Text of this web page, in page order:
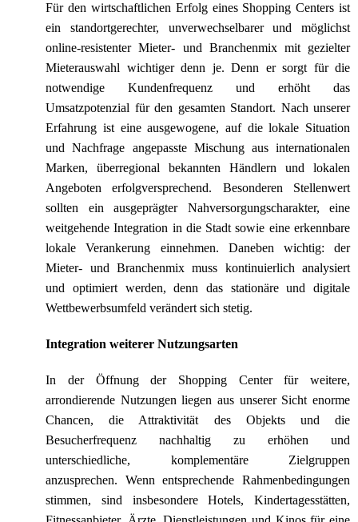
Für den wirtschaftlichen Erfolg eines Shopping Centers ist
ein standortgerechter, unverwechselbarer und möglichst
online-resistenter Mieter- und Branchenmix mit gezielter
Mieterauswahl wichtiger denn je. Denn er sorgt für die
notwendige Kundenfrequenz und erhöht das
Umsatzpotenzial für den gesamten Standort. Nach unserer
Erfahrung ist eine ausgewogene, auf die lokale Situation
und Nachfrage angepasste Mischung aus internationalen
Marken, überregional bekannten Händlern und lokalen
Angeboten erfolgversprechend. Besonderen Stellenwert
sollten ein ausgeprägter Nahversorgungscharakter, eine
weitgehende Integration in die Stadt sowie eine erkennbare
lokale Verankerung einnehmen. Daneben wichtig: der
Mieter- und Branchenmix muss kontinuierlich analysiert
und optimiert werden, denn das stationäre und digitale
Wettbewerbsumfeld verändert sich stetig.
Integration weiterer Nutzungsarten
In der Öffnung der Shopping Center für weitere,
arrondierende Nutzungen liegen aus unserer Sicht enorme
Chancen, die Attraktivität des Objekts und die
Besucherfrequenz nachhaltig zu erhöhen und
unterschiedliche, komplementäre Zielgruppen
anzusprechen. Wenn entsprechende Rahmenbedingungen
stimmen, sind insbesondere Hotels, Kindertagesstätten,